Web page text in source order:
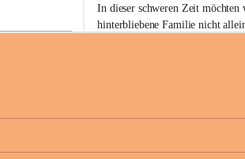
e
n
a
In dieser schweren Zeit möchten
hinterbliebene Familie nicht
Unterstützung, ihre